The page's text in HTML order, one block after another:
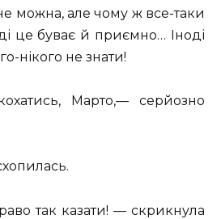
можна, але чому ж все-таки
це буває й приємно… Іноді
нікого не знати!
Марто,— серйозно
так казати! — скрикнула